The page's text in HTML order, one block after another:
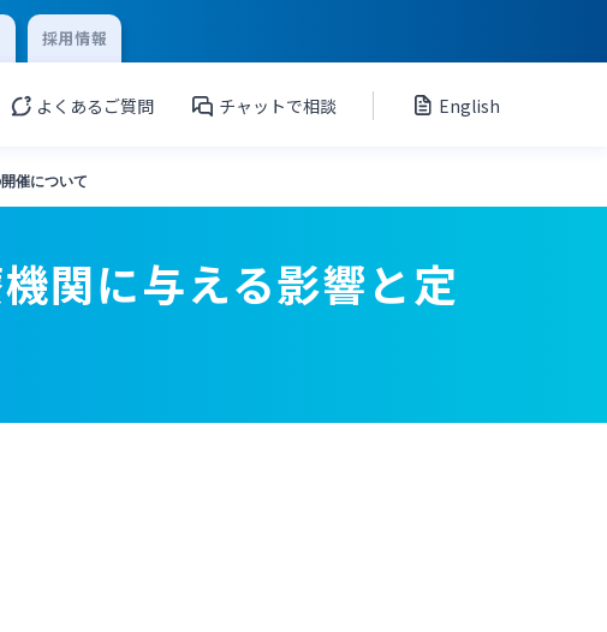
採用情報
よくあるご質問 チャットで相談 English
催について
関に与える影響と定